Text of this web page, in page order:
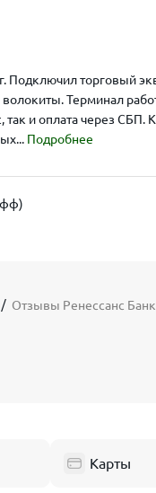
Подключил торговый
Терминал
и оплата через СБП.
Подробнее
Отзывы Ренессанс Банк
Карты